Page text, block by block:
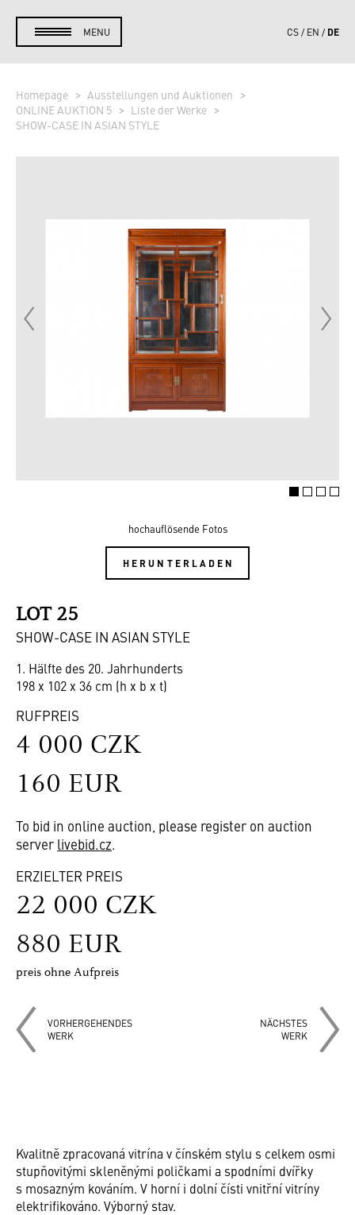
MENU CS EN DE
Homepage
Ausstellungen und Auktionen
ONLINE AUKTION 5
Liste der Werke
SHOW-CASE IN ASIAN STYLE
hochauflösende Fotos
HERUNTERLADEN
LOT 25
SHOW-CASE IN ASIAN STYLE
1. Hälfte des 20. Jahrhunderts
198 x 102 x 36 cm (h x b x t)
RUFPREIS
4 000 CZK
160 EUR
To bid in online auction, please register on auction
server livebid.cz.
ERZIELTER PREIS
22 000 CZK
880 EUR
preis ohne Aufpreis
VORHERGEHENDES
WERK
NÄCHSTES
WERK
Kvalitně zpracovaná vitrína v čínském stylu s celkem osmi
stupňovitými skleněnými poličkami a spodními dvířky
s mosazným kováním. V horní i dolní čísti vnitřní vitríny
elektrifikováno. Výborný stav.